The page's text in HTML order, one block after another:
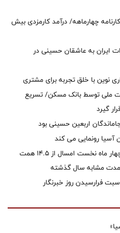
چهارماهه/ درآمد کارمزدی بیش
ایران به عاشقان حسینی در
نوین با خلق تجربه برای مشتری
واحد نهضت ملی توسط بانک مسکن/ تسریع
گیرد
اربعین حسینی بود
آسیا رونمایی می کند
حق بیمه تولیدی بیمه ملت در چهار ماه نخست امسال از 14.5 همت
فرارسیدن روز خبرنگار